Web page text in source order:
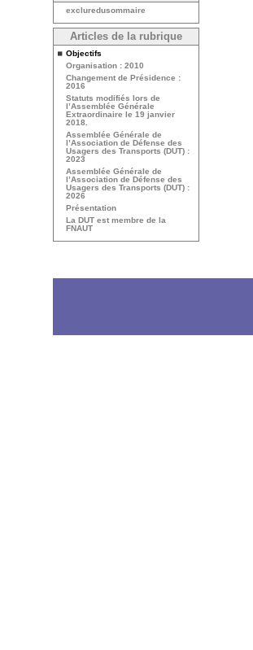
excluredusommaire
Articles de la rubrique
Objectifs
Organisation : 2010
Changement de Présidence :
2016
Statuts modifiés lors de
l’Assemblée Générale
Extraordinaire le 19 janvier
2018.
Assemblée Générale de
l’Association de Défense des
Usagers des Transports (DUT) :
2023
Assemblée Générale de
l’Association de Défense des
Usagers des Transports (DUT) :
2026
Présentation
La DUT est membre de la
FNAUT